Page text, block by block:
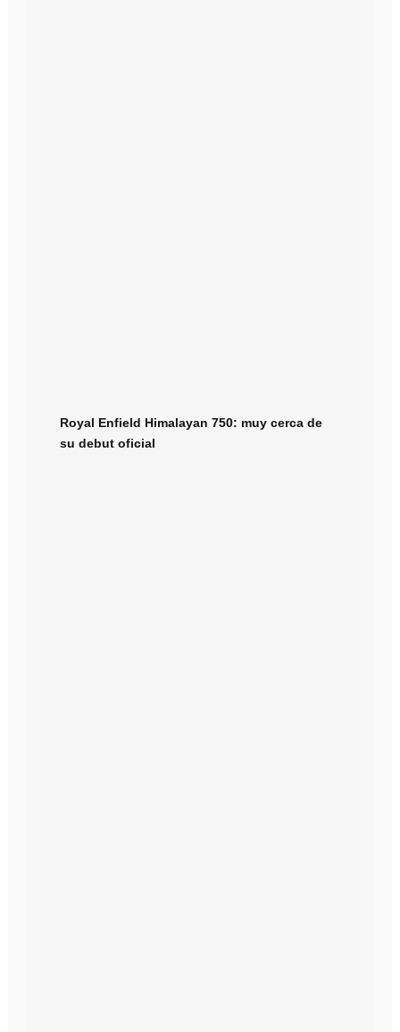
Royal Enfield Himalayan 750: muy cerca de
su debut oficial